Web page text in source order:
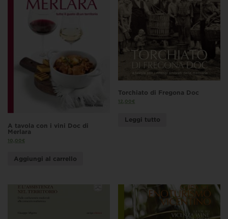
A tavola con i vini Doc di
Merlara
10,00€
Aggiungi al carrello
Torchiato di Fregona Doc
12,00€
Leggi tutto